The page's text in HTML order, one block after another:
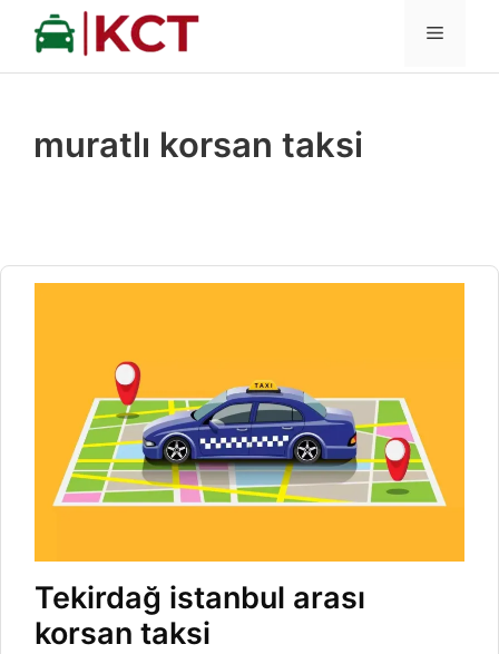
İçeriğe
MENÜ
muratlı korsan taksi
Tekirdağ istanbul arası
korsan taksi